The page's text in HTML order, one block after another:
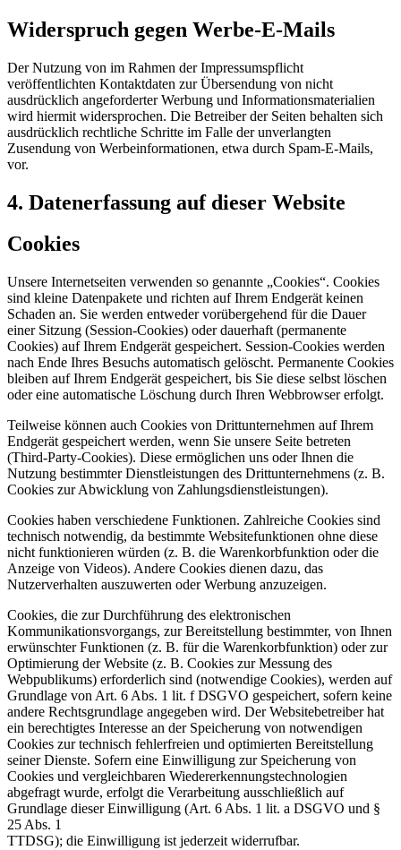
Widerspruch gegen Werbe-E-Mails
Der Nutzung von im Rahmen der Impressumspflicht
veröffentlichten Kontaktdaten zur Übersendung von nicht
ausdrücklich angeforderter Werbung und Informationsmaterialien
wird hiermit widersprochen. Die Betreiber der Seiten behalten sich
ausdrücklich rechtliche Schritte im Falle der unverlangten
Zusendung von Werbeinformationen, etwa durch Spam-E-Mails,
vor.
4. Datenerfassung auf dieser Website
Cookies
Unsere Internetseiten verwenden so genannte „Cookies“. Cookies
sind kleine Datenpakete und richten auf Ihrem Endgerät keinen
Schaden an. Sie werden entweder vorübergehend für die Dauer
einer Sitzung (Session-Cookies) oder dauerhaft (permanente
Cookies) auf Ihrem Endgerät gespeichert. Session-Cookies werden
nach Ende Ihres Besuchs automatisch gelöscht. Permanente Cookies
bleiben auf Ihrem Endgerät gespeichert, bis Sie diese selbst löschen
oder eine automatische Löschung durch Ihren Webbrowser erfolgt.
Teilweise können auch Cookies von Drittunternehmen auf Ihrem
Endgerät gespeichert werden, wenn Sie unsere Seite betreten
(Third-Party-Cookies). Diese ermöglichen uns oder Ihnen die
Nutzung bestimmter Dienstleistungen des Drittunternehmens (z. B.
Cookies zur Abwicklung von Zahlungsdienstleistungen).
Cookies haben verschiedene Funktionen. Zahlreiche Cookies sind
technisch notwendig, da bestimmte Websitefunktionen ohne diese
nicht funktionieren würden (z. B. die Warenkorbfunktion oder die
Anzeige von Videos). Andere Cookies dienen dazu, das
Nutzerverhalten auszuwerten oder Werbung anzuzeigen.
Cookies, die zur Durchführung des elektronischen
Kommunikationsvorgangs, zur Bereitstellung bestimmter, von Ihnen
erwünschter Funktionen (z. B. für die Warenkorbfunktion) oder zur
Optimierung der Website (z. B. Cookies zur Messung des
Webpublikums) erforderlich sind (notwendige Cookies), werden auf
Grundlage von Art. 6 Abs. 1 lit. f DSGVO gespeichert, sofern keine
andere Rechtsgrundlage angegeben wird. Der Websitebetreiber hat
ein berechtigtes Interesse an der Speicherung von notwendigen
Cookies zur technisch fehlerfreien und optimierten Bereitstellung
seiner Dienste. Sofern eine Einwilligung zur Speicherung von
Cookies und vergleichbaren Wiedererkennungstechnologien
abgefragt wurde, erfolgt die Verarbeitung ausschließlich auf
Grundlage dieser Einwilligung (Art. 6 Abs. 1 lit. a DSGVO und §
25 Abs. 1
TTDSG); die Einwilligung ist jederzeit widerrufbar.